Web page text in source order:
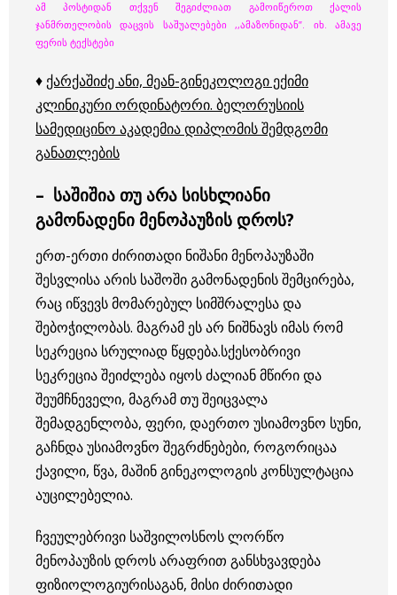
ამ პოსტიდან თქვენ შეგიძლიათ გამოიწეროთ ქალის
ჯანმრთელობის დაცვის საშუალებები ,,ამაზონიდან”. იხ. ამავე
ფერის ტექსტები
♦ ქარქაშიძე ანი, მეან-გინეკოლოგი ექიმი
კლინიკური ორდინატორი. ბელორუსიის
სამედიცინო აკადემია დიპლომის შემდგომი
განათლების
– საშიშია თუ არა სისხლიანი
გამონადენი მენოპაუზის დროს?
ერთ-ერთი ძირითადი ნიშანი მენოპაუზაში
შესვლისა არის საშოში გამონადენის შემცირება,
რაც იწვევს მომარებულ სიმშრალესა და
შებოჭილობას. მაგრამ ეს არ ნიშნავს იმას რომ
სეკრეცია სრულიად წყდება.სქესობრივი
სეკრეცია შეიძლება იყოს ძალიან მწირი და
შეუმჩნეველი, მაგრამ თუ შეიცვალა
შემადგენლობა, ფერი, დაერთო უსიამოვნო სუნი,
გაჩნდა უსიამოვნო შეგრძნებები, როგორიცაა
ქავილი, წვა, მაშინ გინეკოლოგის კონსულტაცია
აუცილებელია.
ჩვეულებრივი საშვილოსნოს ლორწო
მენოპაუზის დროს არაფრით განსხვავდება
ფიზიოლოგიურისაგან, მისი ძირითადი